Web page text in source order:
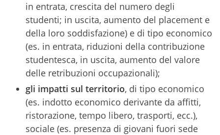
in entrata, crescita del numero degli
studenti; in uscita, aumento del placement e
della loro soddisfazione) e di tipo economico
(es. in entrata, riduzioni della contribuzione
studentesca, in uscita, aumento del valore
delle retribuzioni occupazionali);
gli impatti sul territorio, di tipo economico
(es. indotto economico derivante da affitti,
ristorazione, tempo libero, trasporti, ecc.),
sociale (es. presenza di giovani fuori sede